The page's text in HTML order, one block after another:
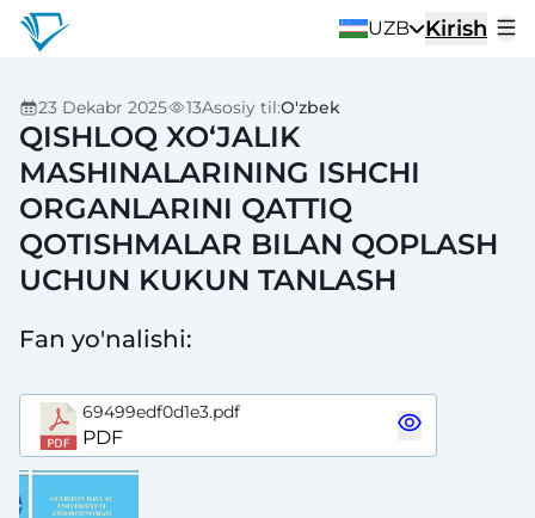
UZB Kirish
23 Dekabr 2025 13Asosiy til:O'zbek
QISHLOQ XO‘JALIK
MASHINALARINING ISHCHI
ORGANLARINI QATTIQ
QOTISHMALAR BILAN QOPLASH
UCHUN KUKUN TANLASH
Fan yo'nalishi:
69499edf0d1e3.pdf
PDF